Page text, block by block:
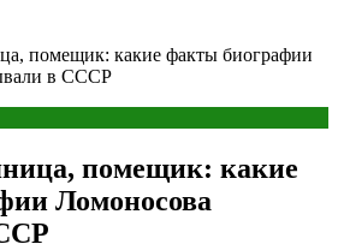
помещик: какие факты биографии
в СССР
помещик: какие
Ломоносова